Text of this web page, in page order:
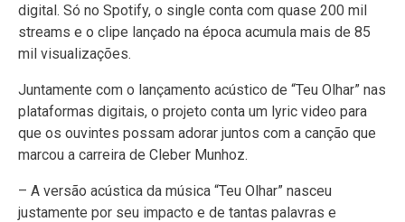
digital. Só no Spotify, o single conta com quase 200 mil
streams e o clipe lançado na época acumula mais de 85
mil visualizações.
Juntamente com o lançamento acústico de “Teu Olhar” nas
plataformas digitais, o projeto conta um lyric video para
que os ouvintes possam adorar juntos com a canção que
marcou a carreira de Cleber Munhoz.
– A versão acústica da música “Teu Olhar” nasceu
justamente por seu impacto e de tantas palavras e